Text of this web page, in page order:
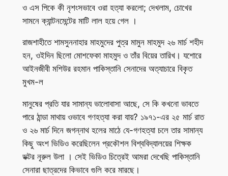
ও এস পিকে কী নৃশংসভাবে ওরা হত্যা করলো; দেখলাম, চোখের
সামনে ক্যান্টনমেন্টের মাটি লাল হয়ে গেল ।
রাজশাহীতে শামসুননাহার মাহমুদের পুত্র মামুন মাহমুদ ২৬ মার্চ শহীদ
হন, ওইদিন ছিলো মোশফেকা মাহমুদ ও তাঁর বিয়ের তারিখ। যশোরে
আইনজীবী মশিউর রহমান পাকিস্তানি সেনাদের অত্যাচারে বিকৃত
মুখম-ল
মানুষের প্রতি যার সামান্য ভালোবাসা আছে, সে কি কখনো ভাবতে
পারে ঠান্ডা মাথায় ওভাবে গণহত্যা করা যায়? ১৯৭১-এর ২৫ মার্চ রাত
ও ২৬ মার্চ দিনে জগন্নাথ হলের মাঠে যে-গণহত্যা চলে তার সামান্য
কিছু অংশ ভিডিও করেছিলেন প্রকৌশল বিশ্ববিদ্যালয়ের শিক্ষক
ডক্টর নূরুল উলা । সেই ভিডিও চিত্রেই আমরা দেখেছি পাকিস্তানি
সেনারা ছাত্রদের কিভাবে গুলি করে মারছে।